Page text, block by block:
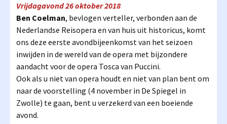
Vrijdagavond 26 oktober 2018
Ben Coelman, bevlogen verteller, verbonden aan de
Nederlandse Reisopera en van huis uit historicus, komt
ons deze eerste avondbijeenkomst van het seizoen
inwijden in de wereld van de opera met bijzondere
aandacht voor de opera Tosca van Puccini.
Ook als u niet van opera houdt en niet van plan bent om
naar de voorstelling (4 november in De Spiegel in
Zwolle) te gaan, bent u verzekerd van een boeiende
avond.